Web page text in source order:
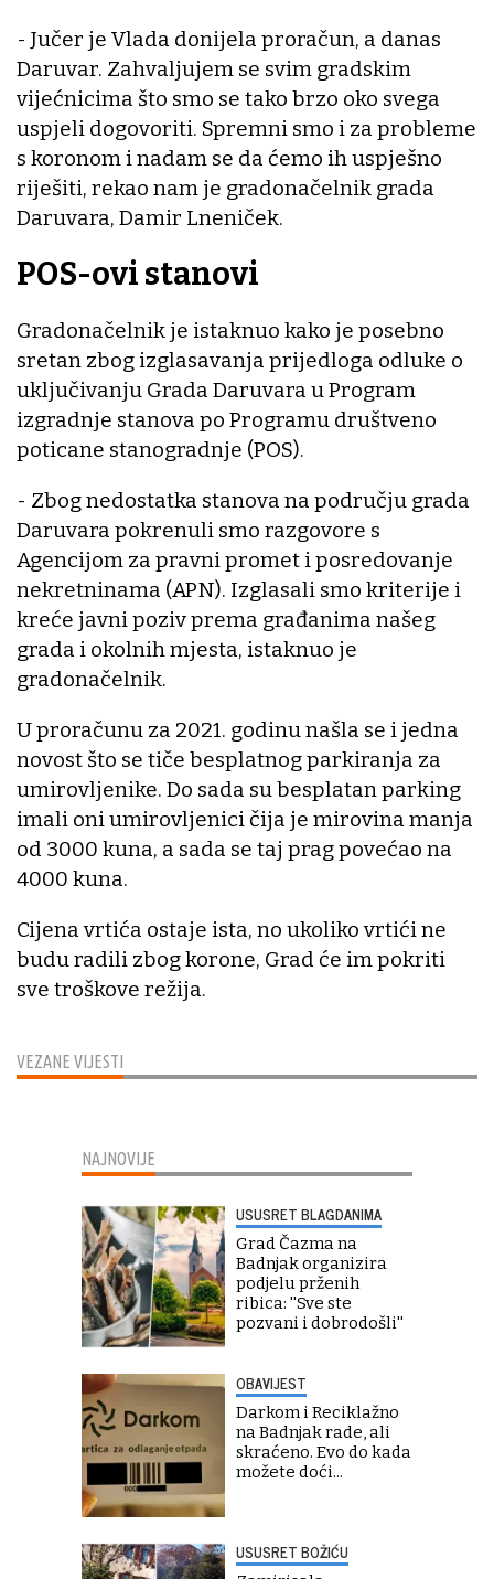
VEZANE VIJESTI
- Jučer je Vlada donijela proračun, a danas
Daruvar. Zahvaljujem se svim gradskim
vijećnicima što smo se tako brzo oko svega
uspjeli dogovoriti. Spremni smo i za probleme
s koronom i nadam se da ćemo ih uspješno
riješiti, rekao nam je gradonačelnik grada
Daruvara, Damir Lneniček.
POS-ovi stanovi
Gradonačelnik je istaknuo kako je posebno
sretan zbog izglasavanja prijedloga odluke o
uključivanju Grada Daruvara u Program
izgradnje stanova po Programu društveno
poticane stanogradnje (POS).
- Zbog nedostatka stanova na području grada
Daruvara pokrenuli smo razgovore s
Agencijom za pravni promet i posredovanje
nekretninama (APN). Izglasali smo kriterije i
kreće javni poziv prema građanima našeg
grada i okolnih mjesta, istaknuo je
gradonačelnik.
U proračunu za 2021. godinu našla se i jedna
novost što se tiče besplatnog parkiranja za
umirovljenike. Do sada su besplatan parking
imali oni umirovljenici čija je mirovina manja
od 3000 kuna, a sada se taj prag povećao na
4000 kuna.
Cijena vrtića ostaje ista, no ukoliko vrtići ne
budu radili zbog korone, Grad će im pokriti
sve troškove režija.
NAJNOVIJE
USUSRET BLAGDANIMA
Grad Čazma na
Badnjak organizira
podjelu prženih
ribica: ''Sve ste
pozvani i dobrodošli''
OBAVIJEST
Darkom i Reciklažno
na Badnjak rade, ali
skraćeno. Evo do kada
možete doći...
USUSRET BOŽIĆU